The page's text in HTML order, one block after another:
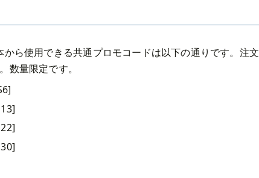
から使用できる共通プロモコードは以下の通りです。注文
数量限定です。